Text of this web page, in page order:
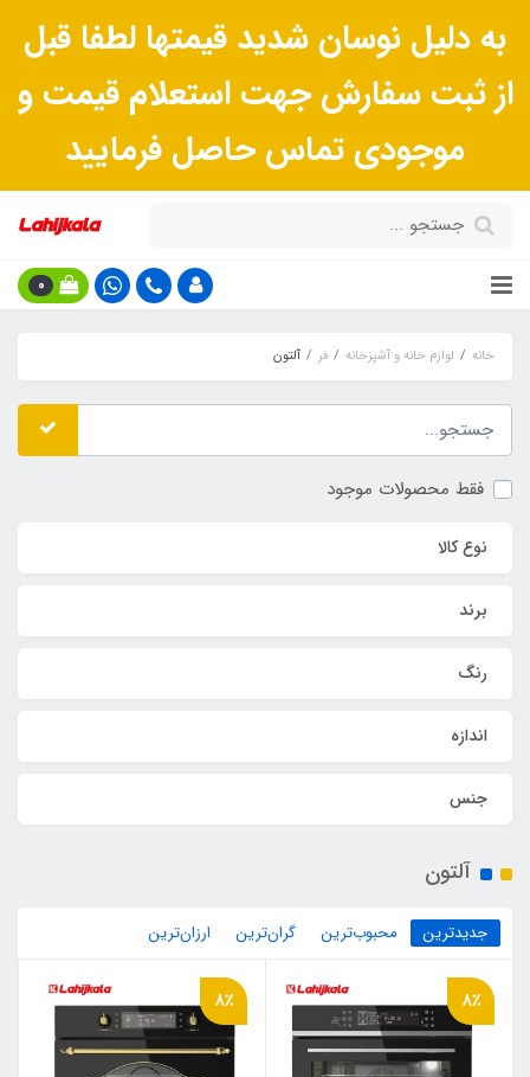
به دلیل نوسان شدید قیمتها لطفا قبل
از ثبت سفارش جهت استعلام قیمت و
موجودی تماس حاصل فرمایید
0
خانه لوازم خانه و آشپزخانه فر آلتون
فقط محصولات موجود
نوع کالا
برند
رنگ
اندازه
جنس
آلتون
جدیدترین محبوب‌ترین گران‌ترین ارزان‌ترین
8٪ 8٪